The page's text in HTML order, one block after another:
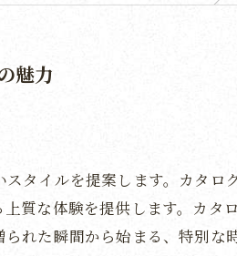
魅力
タイルを提案します。カタ
質な体験を提供します。カ
れた瞬間から始まる、特別な